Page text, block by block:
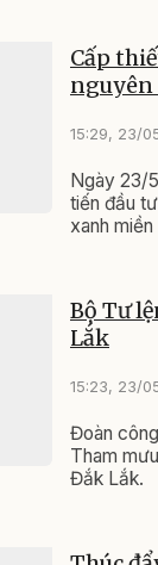
Cấp
nguyên
15:29, 23/
Ngày 23/
tiến đầu
xanh
Bộ Tư
Lắk
15:23, 23/
Đoàn
Tham
Đắk Lắk.